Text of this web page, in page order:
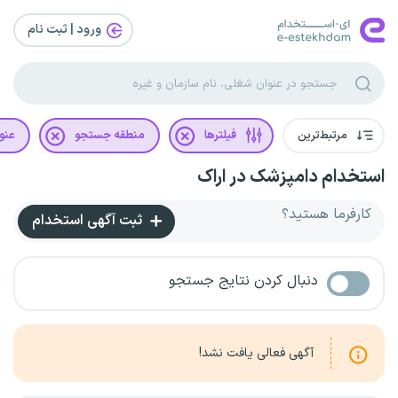
ورود | ثبت‌ نام
مرتبط‌ترین فیلترها منطقه جستجو
استخدام دامپزشک در اراک
کارفرما هستید؟ ثبت آگهی استخدام
دنبال کردن نتایج جستجو
آگهی فعالی یافت نشد!